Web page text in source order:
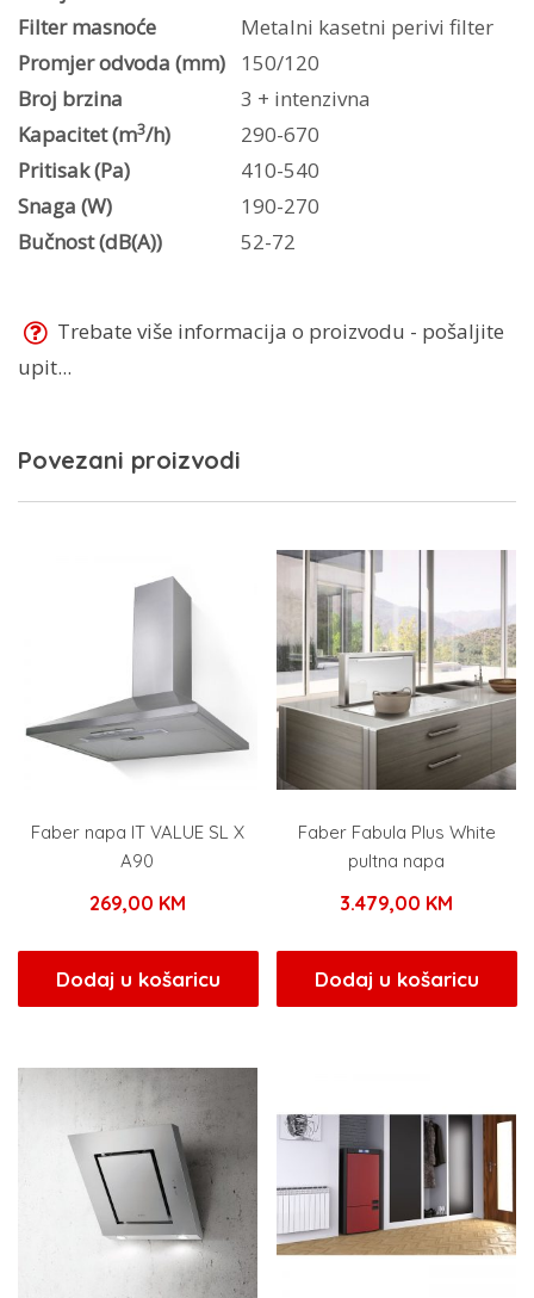
Filter masnoće
Metalni kasetni perivi filter
Promjer odvoda (mm)
150/120
Broj brzina
3 + intenzivna
Kapacitet (m3/h)
290-670
Pritisak (Pa)
410-540
Snaga (W)
190-270
Bučnost (dB(A))
52-72
Trebate više informacija o proizvodu - pošaljite
upit...
Povezani proizvodi
Faber napa IT VALUE SL X
A90
269,00 KM
Dodaj u košaricu
Faber Fabula Plus White
pultna napa
3.479,00 KM
Dodaj u košaricu